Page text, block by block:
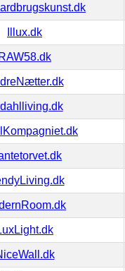
Illux.dk
RAW58.dk